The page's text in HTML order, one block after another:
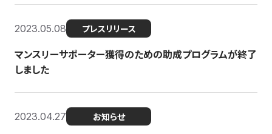
2023.05.08 プレスリリース
マンスリーサポーター獲得のための助成プログラムが終了
しました
2023.04.27 お知らせ